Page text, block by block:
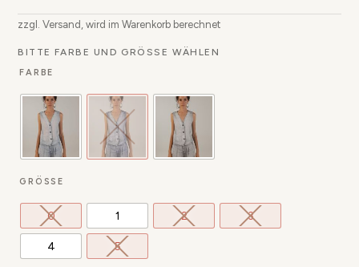
zzgl. Versand, wird im Warenkorb berechnet
BITTE FARBE UND GRÖSSE WÄHLEN
FARBE
GRÖSSE
0 1 2 3
4 5